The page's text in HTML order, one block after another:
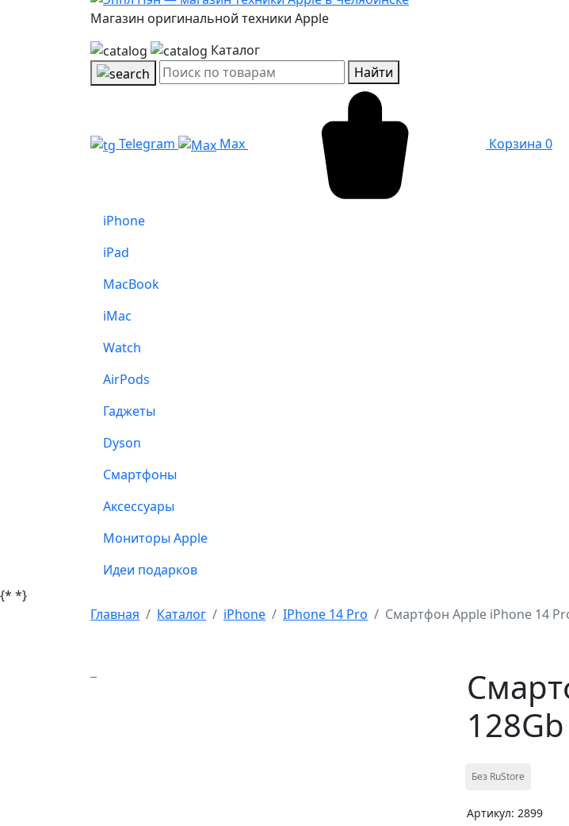
Магазин оригинальной техники Apple
Каталог
Найти
Telegram Max Корзина 0
iPhone
iPad
MacBook
iMac
Watch
AirPods
Гаджеты
Dyson
Смартфоны
Аксессуары
Мониторы Apple
Идеи подарков
{* *}
Главная
Каталог iPhone IPhone 14 Pro Смартфон Apple iPhone 14
Без RuStore
Артикул: 2899